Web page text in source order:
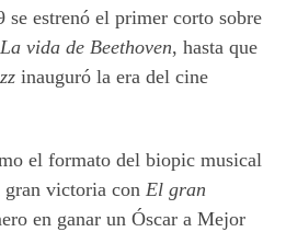
se estrenó el primer corto sobre
La vida de Beethoven, hasta que
inauguró la era del cine
el formato del biopic musical
gran victoria con El gran
en ganar un Óscar a Mejor